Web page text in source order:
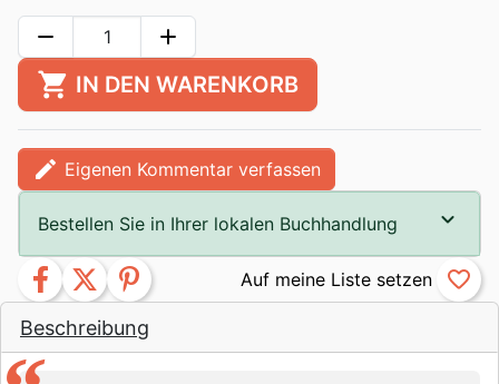
Beschreibung
remove add
shopping_cart IN DEN WARENKORB
edit Eigenen Kommentar verfassen
Bestellen Sie in Ihrer lokalen Buchhandlung
facebook twitter pinterest favorite_border